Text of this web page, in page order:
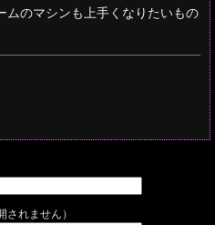
ムのマシンも上手くなりたいもの
されません）